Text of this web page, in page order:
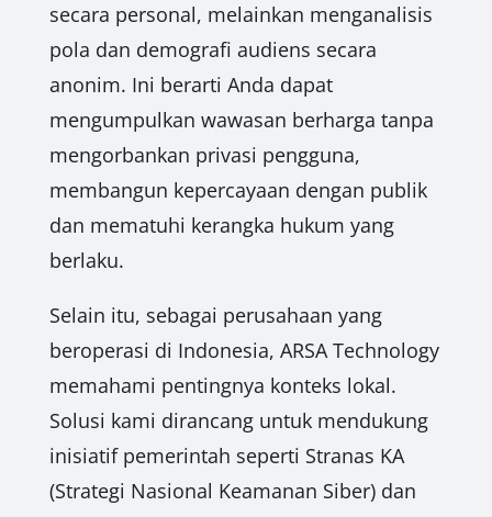
secara personal, melainkan menganalisis
pola dan demografi audiens secara
anonim. Ini berarti Anda dapat
mengumpulkan wawasan berharga tanpa
mengorbankan privasi pengguna,
membangun kepercayaan dengan publik
dan mematuhi kerangka hukum yang
berlaku.
Selain itu, sebagai perusahaan yang
beroperasi di Indonesia, ARSA Technology
memahami pentingnya konteks lokal.
Solusi kami dirancang untuk mendukung
inisiatif pemerintah seperti Stranas KA
(Strategi Nasional Keamanan Siber) dan